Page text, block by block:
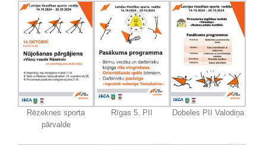
Rēzeknes sporta
pārvalde
Rīgas 5. PII Dobeles PII Valodiņa